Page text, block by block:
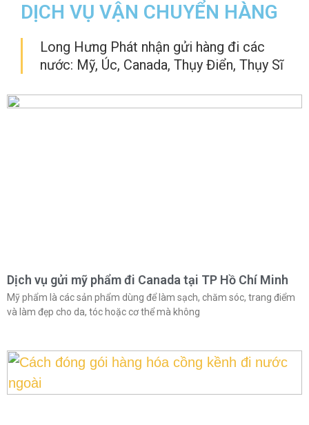
DỊCH VỤ VẬN CHUYỂN HÀNG
Long Hưng Phát nhận gửi hàng đi các
nước: Mỹ, Úc, Canada, Thụy Điển, Thụy Sĩ
Dịch vụ gửi mỹ phẩm đi Canada tại TP Hồ Chí Minh
Mỹ phẩm là các sản phẩm dùng để làm sạch, chăm sóc, trang điểm
và làm đẹp cho da, tóc hoặc cơ thể mà không